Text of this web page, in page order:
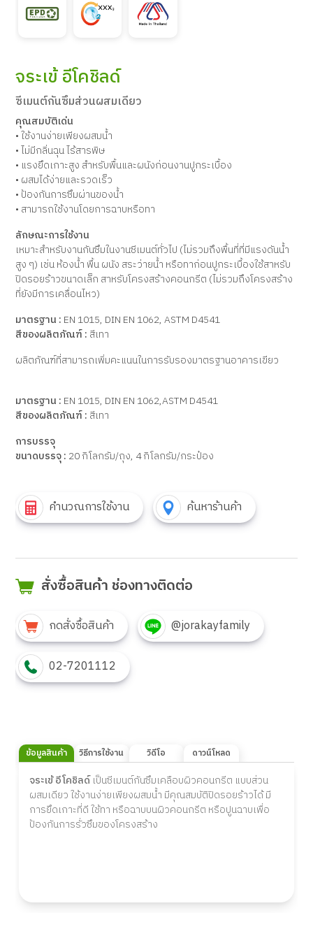
จระเข้ อีโคชิลด์
ซีเมนต์กันซึมส่วนผสมเดียว
คุณสมบัติเด่น
• ใช้งานง่ายเพียงผสมน้ำ
• ไม่มีกลิ่นฉุน ไร้สารพิษ
• แรงยึดเกาะสูง สำหรับพื้นและผนังก่อนงานปูกระเบื้อง
• ผสมได้ง่ายและรวดเร็ว
• ป้องกันการซึมผ่านของน้ำ
• สามารถใช้งานโดยการฉาบหรือทา
ลักษณะการใช้งาน
เหมาะสำหรับงานกันซึมในงานซีเมนต์ทั่วไป (ไม่รวมถึงพื้นที่ที่มีแรงดันน้ำ
สูง ๆ) เช่น ห้องน้ำ พื้น ผนัง สระว่ายน้ำ หรือทาก่อนปูกระเบื้องใช้สาหรับ
ปิดรอยร้าวขนาดเล็ก สาหรับโครงสร้างคอนกรีต (ไม่รวมถึงโครงสร้าง
ที่ยังมีการเคลื่อนไหว)
มาตรฐาน : EN 1015, DIN EN 1062, ASTM D4541
สีของผลิตภัณฑ์ : สีเทา
ผลิตภัณฑ์ที่สามารถเพิ่มคะแนนในการรับรองมาตรฐานอาคารเขียว
มาตรฐาน : EN 1015, DIN EN 1062,ASTM D4541
สีของผลิตภัณฑ์ : สีเทา
การบรรจุ
ขนาดบรรจุ : 20 กิโลกรัม/ถุง, 4 กิโลกรัม/กระป๋อง
คำนวณการใช้งาน ค้นหาร้านค้า
สั่งซื้อสินค้า ช่องทางติดต่อ
กดสั่งซื้อสินค้า @jorakayfamily
02-7201112
ข้อมูลสินค้า วิธีการใช้งาน วิดีโอ ดาวน์โหลด
จระเข้ อีโคชิลด์เป็นซีเมนต์กันซึมเคลือบผิวคอนกรีต แบบส่วน
ผสมเดียว ใช้งานง่ายเพียงผสมน้ำ มีคุณสมบัติปิดรอยร้าวได้ มี
การยึดเกาะที่ดี ใช้ทา หรือฉาบบนผิวคอนกรีต หรือปูนฉาบเพื่อ
ป้องกันการรั่วซึมของโครงสร้าง